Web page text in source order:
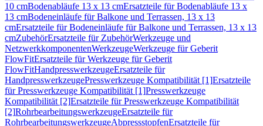
10 cmBodenabläufe 13 x 13 cmErsatzteile für Bodenabläufe 13 x
13 cmBodeneinläufe für Balkone und Terrassen, 13 x 13
cmErsatzteile für Bodeneinläufe für Balkone und Terrassen, 13 x 13
cmZubehörErsatzteile für ZubehörWerkzeuge und
NetzwerkkomponentenWerkzeugeWerkzeuge für Geberit
FlowFitErsatzteile für Werkzeuge für Geberit
FlowFitHandpresswerkzeugeErsatzteile für
HandpresswerkzeugePresswerkzeuge Kompatibilität [1]Ersatzteile
für Presswerkzeuge Kompatibilität [1]Presswerkzeuge
Kompatibilität [2]Ersatzteile für Presswerkzeuge Kompatibilität
[2]RohrbearbeitungswerkzeugeErsatzteile für
RohrbearbeitungswerkzeugeAbpressstopfenErsatzteile für